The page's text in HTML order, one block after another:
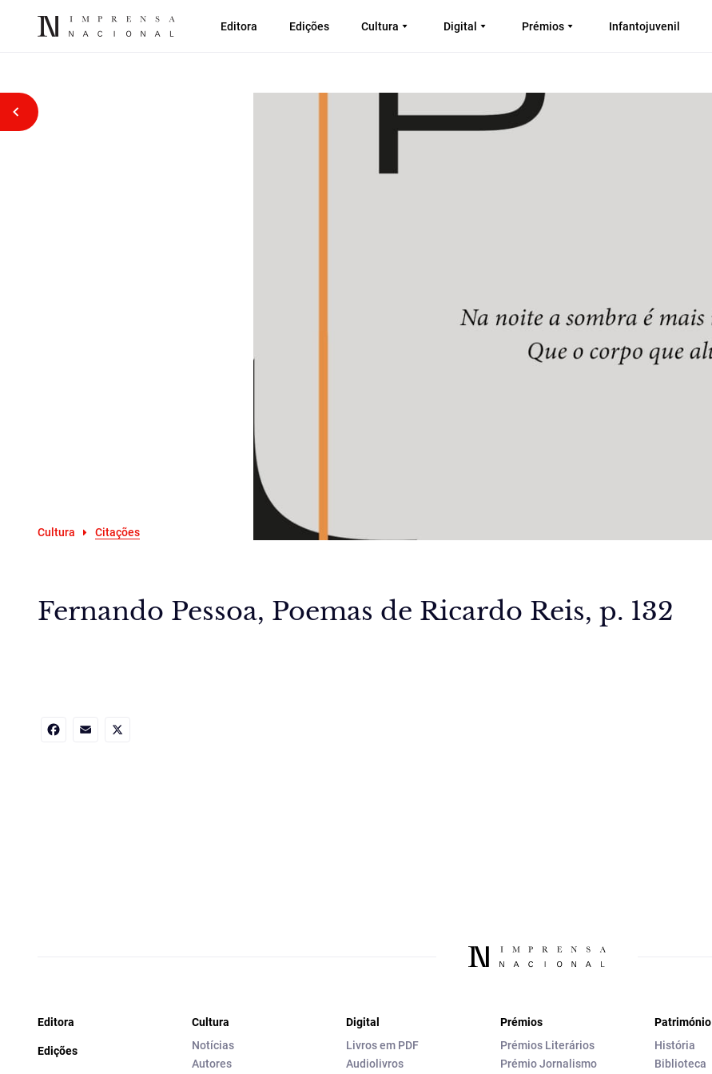
Editora Edições Cultura Digital Prémios Infantojuvenil
Voltar atrás
Cultura Citações
Fernando Pessoa, Poemas de Ricardo Reis, p. 132
Editora
Edições
Cultura
Notícias
Autores
Digital
Livros em PDF
Audiolivros
Prémios
Prémios Literários
Prémio Jornalismo
Património
História
Biblioteca